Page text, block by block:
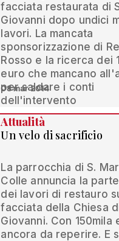
facciata restaurata di
Giovanni dopo undici
lavori. La mancata
sponsorizzazione di
Rosso e la ricerca dei
euro che mancano
per saldare i conti
dell'intervento
08 mar 2014
Attualità
Un velo di sacrificio
La parrocchia di S.
Colle annuncia la
dei lavori di restauro
facciata della Chiesa
Giovanni. Con 150mila
ancora da reperire. E